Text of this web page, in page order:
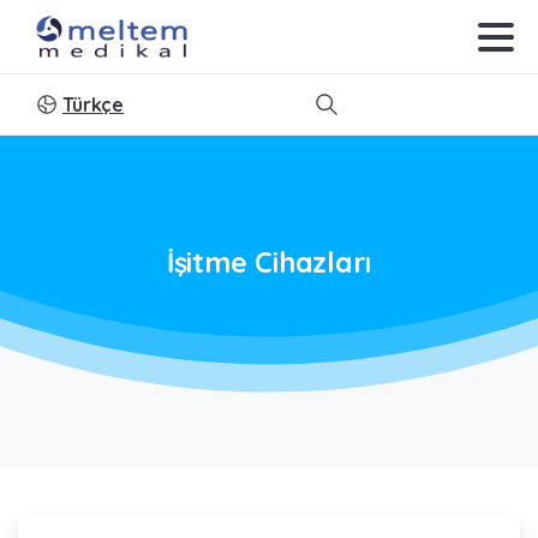
Türkçe
Search
İşitme Cihazları